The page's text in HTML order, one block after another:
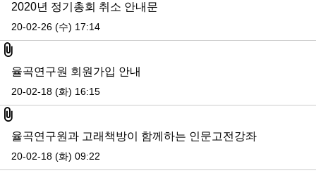
2020년 정기총회 취소 안내문
20-02-26 (수) 17:14
첨부파일
율곡연구원 회원가입 안내
20-02-18 (화) 16:15
첨부파일
율곡연구원과 고래책방이 함께하는 인문고전강좌
20-02-18 (화) 09:22